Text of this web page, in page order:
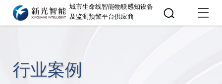
城市生命线智能物联感知设备
及监测预警平台供应商
行业案例